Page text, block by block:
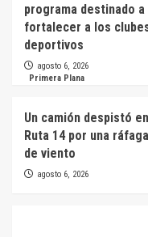
programa destinado a
fortalecer a los
deportivos
agosto 6, 2026
Primera Plana
Un camión despistó
Ruta 14 por una ráfaga
de viento
agosto 6, 2026